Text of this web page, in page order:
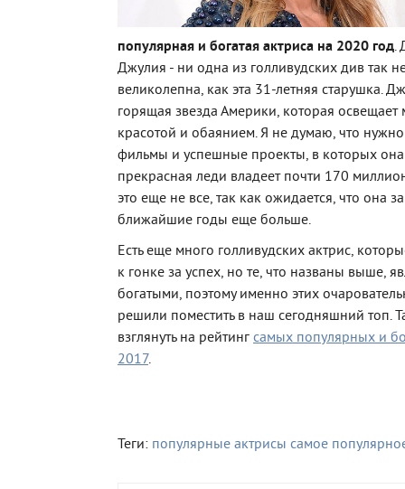
популярная и богатая актриса на 2020 год.
Джулия - ни одна из голливудских див так
великолепна, как эта 31-летняя старушка.
горящая звезда Америки, которая освещает
красотой и обаянием. Я не думаю, что нужно
фильмы и успешные проекты, в которых она
прекрасная леди владеет почти 170
это еще не все, так как ожидается, что она
ближайшие годы еще больше.
Есть еще много голливудских актрис,
к гонке за успех, но те, что названы выше,
богатыми, поэтому именно этих
решили поместить в наш сегодняшний топ.
взглянуть на рейтинг самых популярных и
2017.
Теги: популярные актрисы самое